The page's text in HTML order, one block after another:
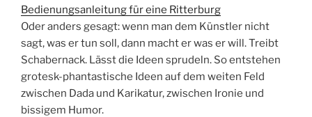
Bedienungsanleitung für eine Ritterburg
Oder anders gesagt: wenn man dem Künstler nicht
sagt, was er tun soll, dann macht er was er will. Treibt
Schabernack. Lässt die Ideen sprudeln. So entstehen
grotesk-phantastische Ideen auf dem weiten Feld
zwischen Dada und Karikatur, zwischen Ironie und
bissigem Humor.